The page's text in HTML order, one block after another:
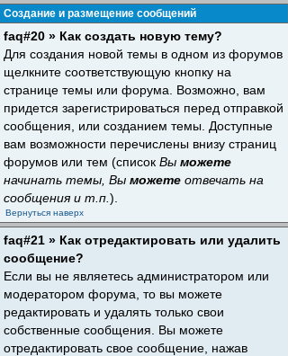
Создание и размещение сообщений
faq#20 » Как создать новую тему?
Для создания новой темы в одном из форумов
щелкните соответствующую кнопку на
странице темы или форума. Возможно, вам
придется зарегистрироваться перед отправкой
сообщения, или созданием темы. Доступные
вам возможности перечислены внизу страниц
форумов или тем (список Вы можете
начинать темы, Вы можете отвечать на
сообщения и т.п. ).
Вернуться наверх
faq#21 » Как отредактировать или удалить
сообщение?
Если вы не являетесь администратором или
модератором форума, то вы можете
редактировать и удалять только свои
собственные сообщения. Вы можете
отредактировать свое сообщение, нажав